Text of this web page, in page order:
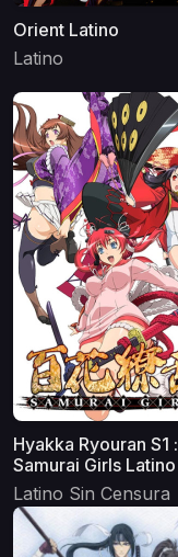
Orient Latino
Latino
Hyakka Ryouran S1 :
Samurai Girls Latino
Latino Sin Censura